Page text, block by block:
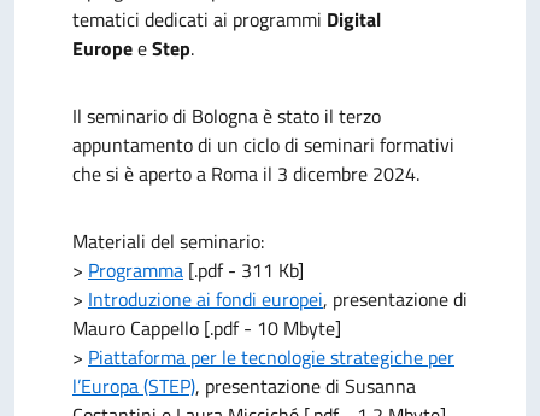
tematici dedicati ai programmi Digital
EuropeeStep.
Il seminario di Bologna è stato il terzo
appuntamento di un ciclo di seminari formativi
che si è aperto a Roma il 3 dicembre 2024.
Materiali del seminario:
> Programma [.pdf - 311 Kb]
> Introduzione ai fondi europei, presentazione di
Mauro Cappello [.pdf - 10 Mbyte]
> Piattaforma per le tecnologie strategiche per
l’Europa (STEP), presentazione di Susanna